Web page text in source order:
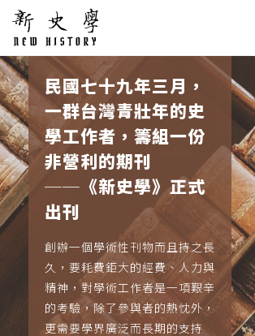
民國七十九年三月，
一群台灣青壯年的史
學工作者，籌組一份
非營利的期刊
──《新史學》正式
出刊
創辦一個學術性刊物而且持之長
久，要耗費鉅大的經費、人力與
精神，對學術工作者是一項艱辛
的考驗，除了參與者的熱忱外，
更需要學界廣泛而長期的支持